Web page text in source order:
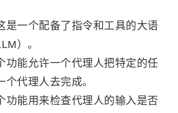
是一个配备了指令和工具的大语
）。
功能允许一个代理人把特定的任
个代理人去完成。
功能用来检查代理人的输入是否